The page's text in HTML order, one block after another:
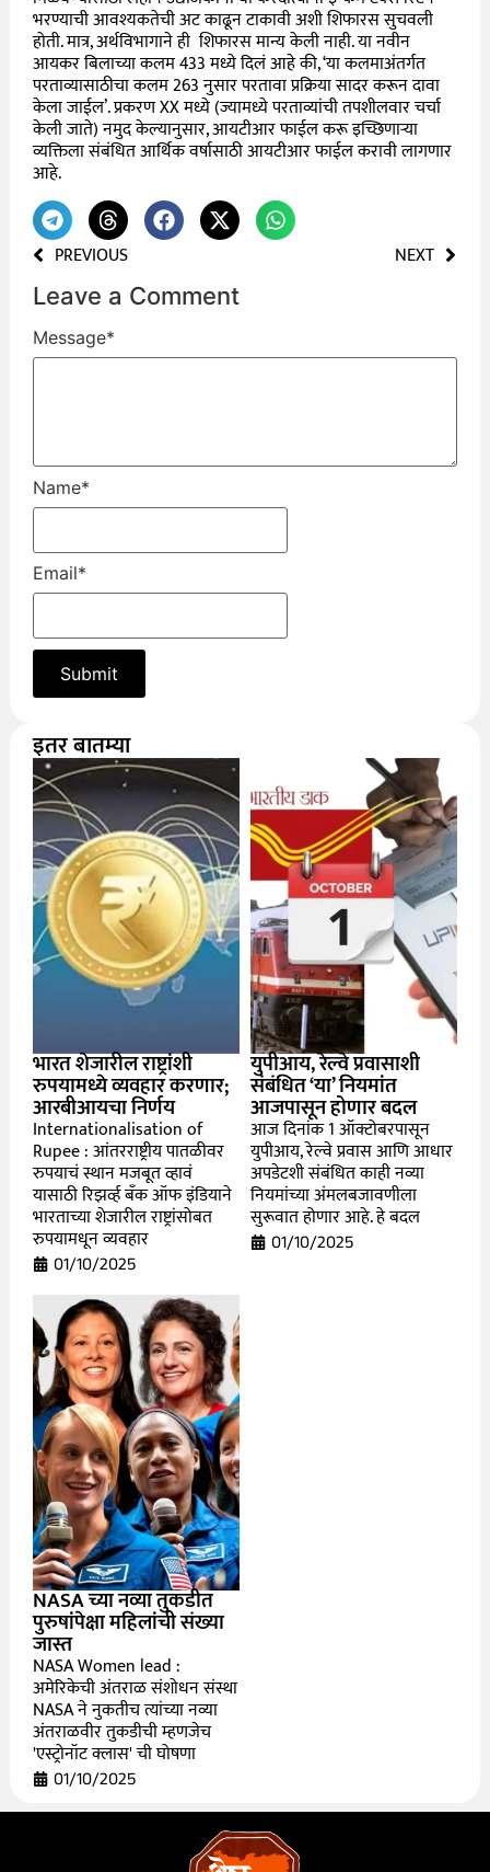
भरण्याची आवश्यकतेची अट काढून टाकावी अशी शिफारस सुचवली
होती. मात्र, अर्थविभागाने ही शिफारस मान्य केली नाही. या नवीन
आयकर बिलाच्या कलम 433 मध्ये दिलं आहे की, ‘या कलमाअंतर्गत
परताव्यासाठीचा कलम 263 नुसार परतावा प्रक्रिया सादर करून दावा
केला जाईल’. प्रकरण XX मध्ये (ज्यामध्ये परताव्यांची तपशीलवार चर्चा
केली जाते) नमुद केल्यानुसार, आयटीआर फाईल करू इच्छिणाऱ्या
व्यक्तिला संबंधित आर्थिक वर्षासाठी आयटीआर फाईल करावी लागणार
आहे.
PREVIOUS NEXT
Leave a Comment
Message*
Name*
Email*
इतर बातम्या
भारत शेजारील राष्ट्रांशी
रुपयामध्ये व्यवहार करणार;
आरबीआयचा निर्णय
Internationalisation of
Rupee : आंतरराष्ट्रीय पातळीवर
रुपयाचं स्थान मजबूत व्हावं
यासाठी रिझर्व्ह बँक ऑफ इंडियाने
भारताच्या शेजारील राष्ट्रांसोबत
रुपयामधून व्यवहार
01/10/2025
युपीआय, रेल्वे प्रवासाशी
संबंधित ‘या’ नियमांत
आजपासून होणार बदल
आज दिनांक 1 ऑक्टोबरपासून
युपीआय, रेल्वे प्रवास आणि आधार
अपडेटशी संबंधित काही नव्या
नियमांच्या अंमलबजावणीला
सुरूवात होणार आहे. हे बदल
01/10/2025
NASA च्या नव्या तुकडीत
पुरुषांपेक्षा महिलांची संख्या
जास्त
NASA Women lead :
अमेरिकेची अंतराळ संशोधन संस्था
NASA ने नुकतीच त्यांच्या नव्या
अंतराळवीर तुकडीची म्हणजेच
'एस्ट्रोनॉट क्लास' ची घोषणा
01/10/2025